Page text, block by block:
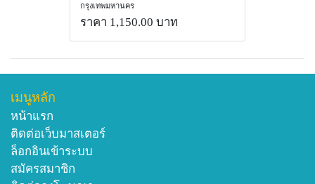
กรุงเทพมหานคร
ราคา 1,150.00 บาท
เมนูหลัก
หน้าแรก
ติดต่อเว็บมาสเตอร์
ล็อกอินเข้าระบบ
สมัครสมาชิก